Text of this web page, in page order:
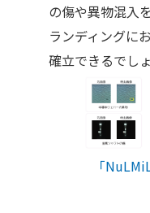
の傷や異物混入
ランディングに
確立できるでしょ
「